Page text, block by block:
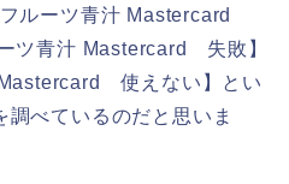
ルーツ青汁 Mastercard
ツ青汁 Mastercard 失敗】
Mastercard 使えない】とい
調べているのだと思いま